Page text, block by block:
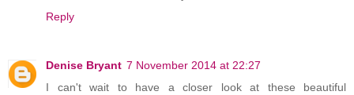
Reply
Denise Bryant 7 November 2014 at 22:27
I can't wait to have a closer look at these beautiful